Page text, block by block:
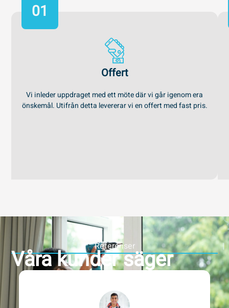
Offert
Vi inleder uppdraget med ett möte där vi går igenom era
önskemål. Utifrån detta levererar vi en offert med fast pris.
01
Referenser
Våra kunder säger